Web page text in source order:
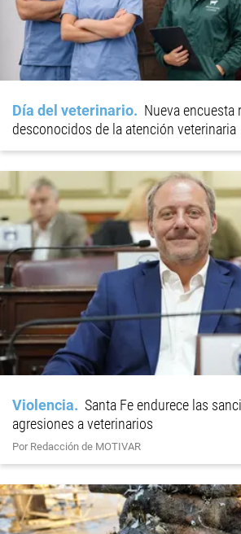
Día del veterinario
Nueva encuesta
desconocidos de la atención veterinaria
Violencia
Santa Fe endurece las
agresiones a veterinarios
Por Redacción de MOTIVAR